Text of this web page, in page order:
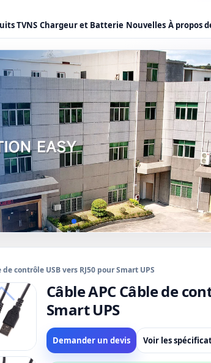
TVNS Chargeur et Batterie Nouvelles À propos
de contrôle USB vers RJ50 pour Smart UPS
Câble APC Câble de
Smart UPS
Demander un devis Voir les